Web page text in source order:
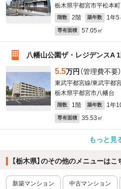
栃木県宇都宮市平松本
階数 2階 築年数 1年5
専有面積 57.05㎡
八幡山公園ザ・レジデンスA
5.5万円 （管理費不要）
東武宇都宮線/東武宇都
栃木県宇都宮市八幡台
階数 1階 築年数 1年
専有面積 35.53㎡
もっと見
【栃木県】のその他のメニューはこ
新築マンション 中古マンション